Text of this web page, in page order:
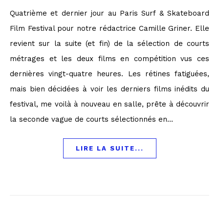
Quatrième et dernier jour au Paris Surf & Skateboard
Film Festival pour notre rédactrice Camille Griner. Elle
revient sur la suite (et fin) de la sélection de courts
métrages et les deux films en compétition vus ces
dernières vingt-quatre heures. Les rétines fatiguées,
mais bien décidées à voir les derniers films inédits du
festival, me voilà à nouveau en salle, prête à découvrir
la seconde vague de courts sélectionnés en…
LIRE LA SUITE...